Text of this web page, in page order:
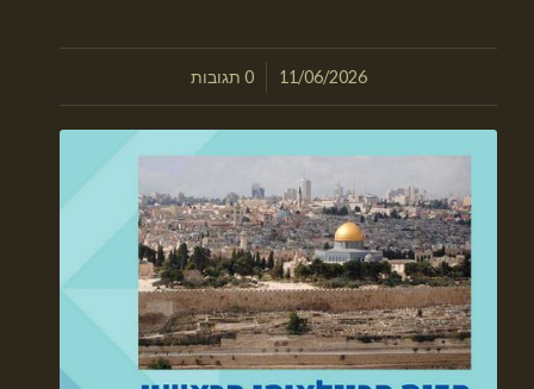
11/06/2026
/ 0 תגובות